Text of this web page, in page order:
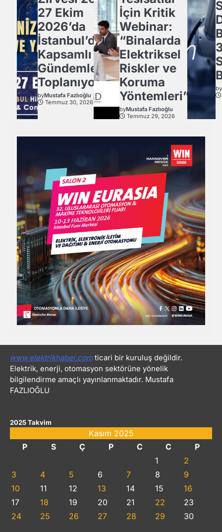
27 Ekim
2026’da
İstanbul’da
Kapsamlı
Gündemle
Toplanıyor.
byMustafa Fazlıoğlu
Temmuz 30, 2026
İçin Kritik
Webinar:
“Binalarda
Elektriksel
Riskler ve
Koruma
Yöntemleri”
byMustafa Fazlıoğlu
Temmuz 29, 2026
by
www.elektrikhaber.comticari bir kuruluş değildir.
Elektrik, enerji, otomasyon sektörüne yönelik
bilgilendirme amaçlı yayınlanmaktadır. Mustafa
FAZLIOĞLU
2025 Takvim
Kasım 2025
P
S Ç P C C
P
1
2
3
4 5 6 7 8
9
10
11 12 13 14 15
16
17
18 19 20 21 22
23
24
25 26 27 28 29 30